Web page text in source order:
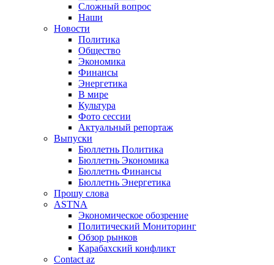
Сложный вопрос
Наши
Новости
Политика
Общество
Экономика
Финансы
Энергетика
В мире
Культура
Фото сессии
Актуальный репортаж
Выпуски
Бюллетнь Политика
Бюллетнь Экономика
Бюллетнь Финансы
Бюллетнь Энергетика
Прошу слова
ASTNA
Экономическое обозрение
Политический Мониторинг
Обзор рынков
Карабахский конфликт
Contact az